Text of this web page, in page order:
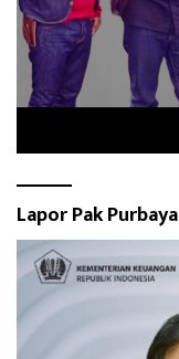
Lapor Pak Purbaya